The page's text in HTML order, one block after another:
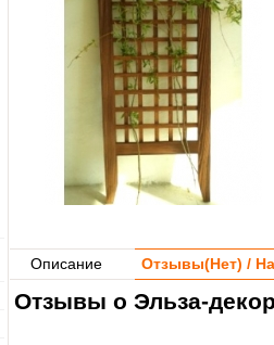
Описание Отзывы(Нет) /
Отзывы о Эльза-